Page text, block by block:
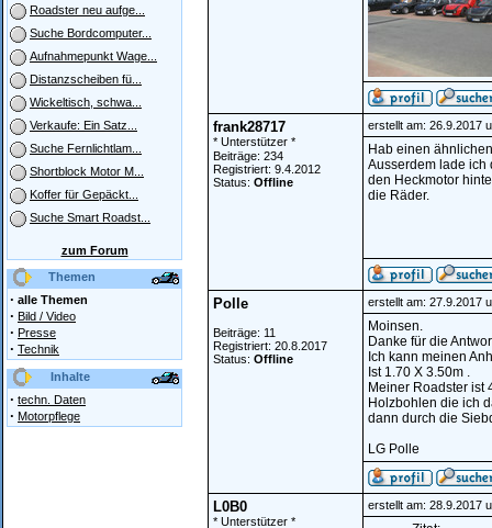
Roadster neu aufge...
Suche Bordcomputer...
Aufnahmepunkt Wage...
Distanzscheiben fü...
Wickeltisch, schwa...
Verkaufe: Ein Satz...
Suche Fernlichtlam...
Shortblock Motor M...
Koffer für Gepäckt...
Suche Smart Roadst...
zum Forum
Themen
· alle Themen
· Bild / Video
· Presse
· Technik
Inhalte
· techn. Daten
· Motorpflege
frank28717
* Unterstützer *
Beiträge: 234
Registriert: 9.4.2012
Status: Offline
erstellt am: 26.9.2017
Hab einen
Ausserdem lade ich
den Heckmotor
die Räder.
Polle
Beiträge: 11
Registriert: 20.8.2017
Status: Offline
erstellt am: 27.9.2017
Moinsen.
Danke für die
Ich kann meinen
Ist 1.70 X 3.50m .
Meiner Roadster ist
Holzbohlen die ich
dann durch die
LG Polle
L0B0
* Unterstützer *
erstellt am: 28.9.2017